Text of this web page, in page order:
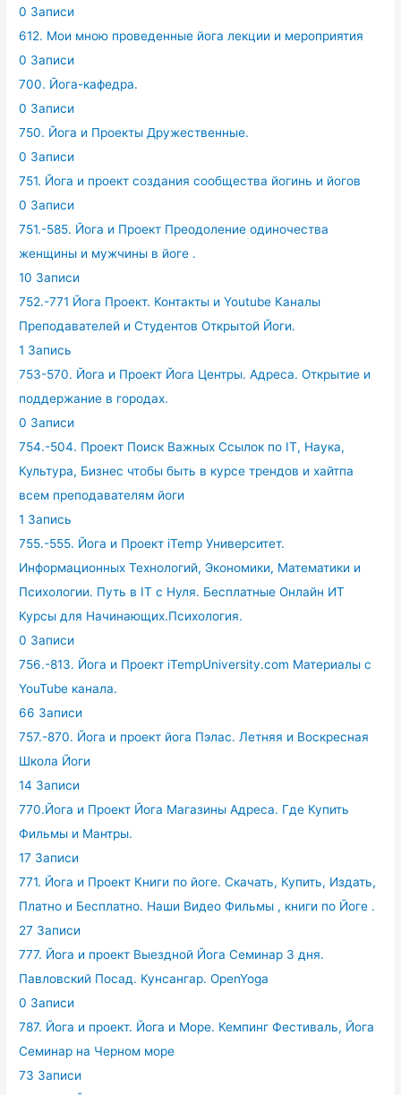
0 Записи
612. Мои мною проведенные йога лекции и мероприятия
0 Записи
700. Йога-кафедра.
0 Записи
750. Йога и Проекты Дружественные.
0 Записи
751. Йога и проект создания сообщества йогинь и йогов
0 Записи
751.-585. Йога и Проект Преодоление одиночества
женщины и мужчины в йоге .
10 Записи
752.-771 Йога Проект. Контакты и Youtube Каналы
Преподавателей и Студентов Открытой Йоги.
1 Запись
753-570. Йога и Проект Йога Центры. Адреса. Открытие и
поддержание в городах.
0 Записи
754.-504. Проект Поиск Важных Ссылок по IT, Наука,
Культура, Бизнес чтобы быть в курсе трендов и хайтпа
всем преподавателям йоги
1 Запись
755.-555. Йога и Проект iTemp Университет.
Информационных Технологий, Экономики, Математики и
Психологии. Путь в IT с Нуля. Бесплатные Онлайн ИТ
Курсы для Начинающих.Психология.
0 Записи
756.-813. Йога и Проект iTempUniversity.com Материалы с
YouTube канала.
66 Записи
757.-870. Йога и проект йога Пэлас. Летняя и Воскресная
Школа Йоги
14 Записи
770.Йога и Проект Йога Магазины Адреса. Где Купить
Фильмы и Мантры.
17 Записи
771. Йога и Проект Книги по йоге. Скачать, Купить, Издать,
Платно и Бесплатно. Наши Видео Фильмы , книги по Йоге .
27 Записи
777. Йога и проект Выездной Йога Семинар 3 дня.
Павловский Посад. Кунсангар. OpenYoga
0 Записи
787. Йога и проект. Йога и Море. Кемпинг Фестиваль, Йога
Семинар на Черном море
73 Записи